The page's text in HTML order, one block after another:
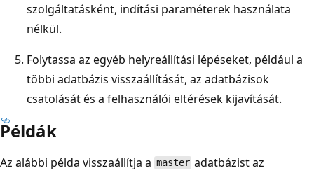
szolgáltatásként, indítási paraméterek használata
nélkül.
Folytassa az egyéb helyreállítási lépéseket, például a
többi adatbázis visszaállítását, az adatbázisok
csatolását és a felhasználói eltérések kijavítását.
Példák
Az alábbi példa visszaállítja a master adatbázist az